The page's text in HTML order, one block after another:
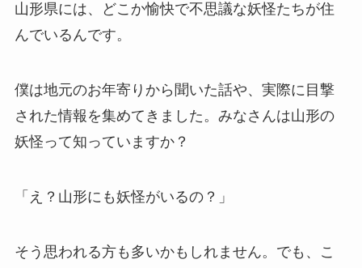
山形県には、どこか愉快で不思議な妖怪たちが住
んでいるんです。
僕は地元のお年寄りから聞いた話や、実際に目撃
された情報を集めてきました。みなさんは山形の
妖怪って知っていますか？
「え？山形にも妖怪がいるの？」
そう思われる方も多いかもしれません。でも、こ